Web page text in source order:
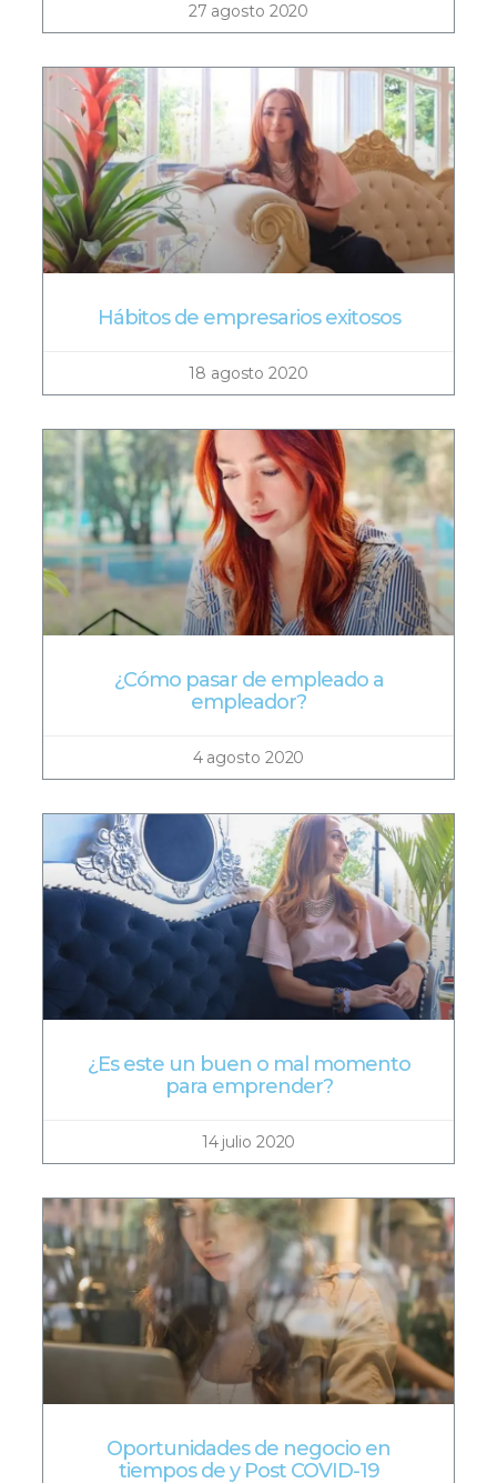
27 agosto 2020
Hábitos de empresarios exitosos
18 agosto 2020
¿Cómo pasar de empleado a
empleador?
4 agosto 2020
¿Es este un buen o mal momento
para emprender?
14 julio 2020
Oportunidades de negocio en
tiempos de y Post COVID-19